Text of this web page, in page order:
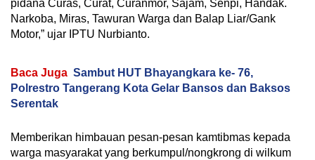
pidana Curas, Curat, Curanmor, Sajam, Senpi, Handak.
Narkoba, Miras, Tawuran Warga dan Balap Liar/Gank
Motor,” ujar IPTU Nurbianto.
Baca Juga Sambut HUT Bhayangkara ke- 76,
Polrestro Tangerang Kota Gelar Bansos dan Baksos
Serentak
Memberikan himbauan pesan-pesan kamtibmas kepada
warga masyarakat yang berkumpul/nongkrong di wilkum